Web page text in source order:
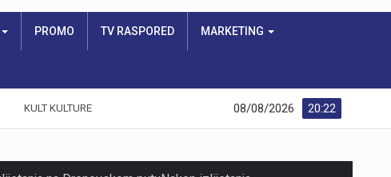
PROMO TV RASPORED MARKETING
KULT KULTURE 20:22
08/08/2026